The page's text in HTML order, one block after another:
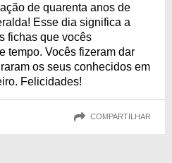
de quarenta anos de
Esse dia significa a
fichas que vocês
tempo. Vocês fizeram dar
os seus conhecidos em
Felicidades!
COMPARTILHAR